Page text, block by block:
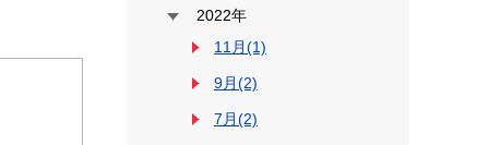
2022年
11月(1)
9月(2)
7月(2)